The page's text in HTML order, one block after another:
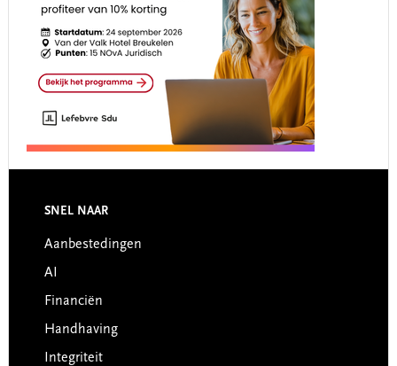
Footer
SNEL NAAR
Aanbestedingen
AI
Financiën
Handhaving
Integriteit